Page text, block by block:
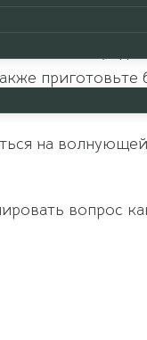
монеты,
приготовьте
на
вопрос